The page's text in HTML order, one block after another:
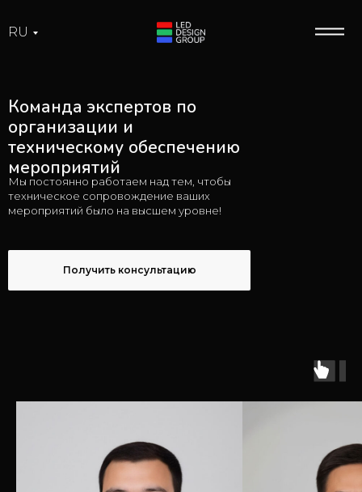
Команда экспертов по
организации и
техническому обеспечению
мероприятий
Получить консультацию
Мы постоянно работаем над тем, чтобы
техническое сопровождение ваших
мероприятий было на высшем уровне!
RU